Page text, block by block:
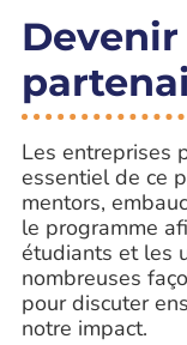
Les entreprises
essentiel de ce
mentors,
le programme
étudiants et les
nombreuses
pour discuter
notre impact.